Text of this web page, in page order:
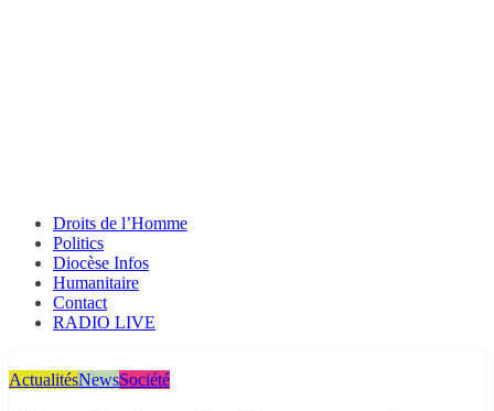
Droits de l’Homme
Politics
Diocèse Infos
Humanitaire
Contact
RADIO LIVE
ActualitésNewsSociété